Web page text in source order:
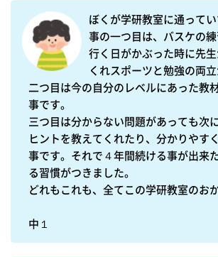
ぼくが学研教室に通って
事の一つ目は、バスケの
行く日がかぶった時に先
くれスポーツと勉強の両立
二つ目は今の自分のレベルにあった教
事です。
三つ目は分からない問題があっても次
ヒントを教えてくれたり、分かりやす
事です。それで４年間続ける事が出来
る習慣がつきました。
どれもこれも、全てこの学研教室のお
中１